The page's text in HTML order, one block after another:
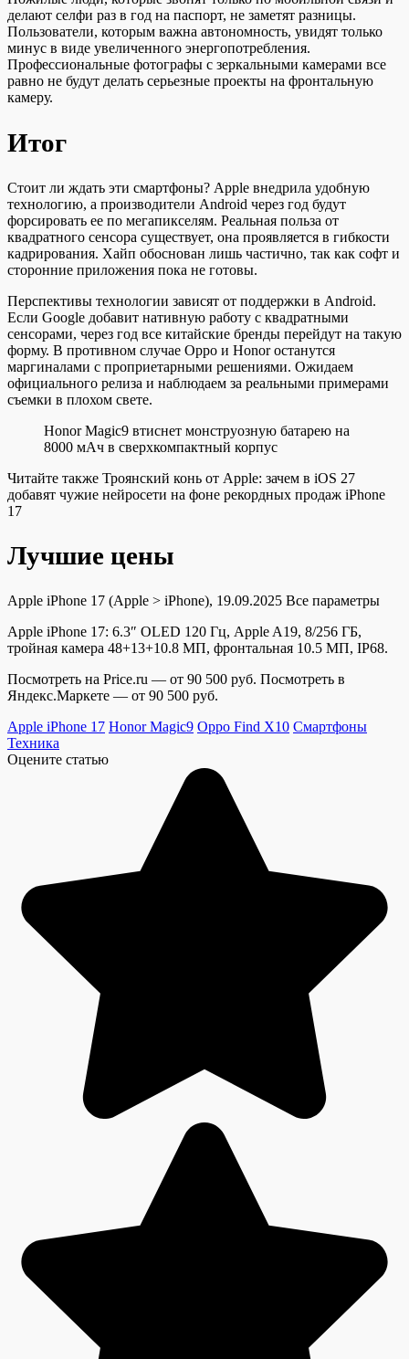
делают селфи раз в год на паспорт, не заметят разницы.
Пользователи, которым важна автономность, увидят только
минус в виде увеличенного энергопотребления.
Профессиональные фотографы с зеркальными камерами все
равно не будут делать серьезные проекты на фронтальную
камеру.
Итог
Стоит ли ждать эти смартфоны? Apple внедрила удобную
технологию, а производители Android через год будут
форсировать ее по мегапикселям. Реальная польза от
квадратного сенсора существует, она проявляется в гибкости
кадрирования. Хайп обоснован лишь частично, так как софт и
сторонние приложения пока не готовы.
Перспективы технологии зависят от поддержки в Android.
Если Google добавит нативную работу с квадратными
сенсорами, через год все китайские бренды перейдут на такую
форму. В противном случае Oppo и Honor останутся
маргиналами с проприетарными решениями. Ожидаем
официального релиза и наблюдаем за реальными примерами
съемки в плохом свете.
Honor Magic9 втиснет монструозную батарею на
8000 мАч в сверхкомпактный корпус
Читайте также Троянский конь от Apple: зачем в iOS 27
добавят чужие нейросети на фоне рекордных продаж iPhone
17
Лучшие цены
Apple iPhone 17 (Apple > iPhone), 19.09.2025 Все параметры
Apple iPhone 17: 6.3″ OLED 120 Гц, Apple A19, 8/256 ГБ,
тройная камера 48+13+10.8 МП, фронтальная 10.5 МП, IP68.
Посмотреть на Price.ru — от 90 500 руб. Посмотреть в
Яндекс.Маркете — от 90 500 руб.
Apple iPhone 17 Honor Magic9 Oppo Find X10 Смартфоны
Техника
Оцените статью